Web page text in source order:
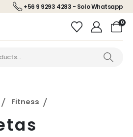
+56 9 9293 4283 - Solo Whatsapp
0
Fitness